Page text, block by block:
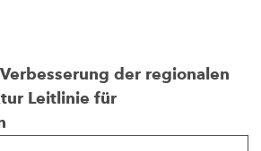
Verbesserung der regionalen
Leitlinie für